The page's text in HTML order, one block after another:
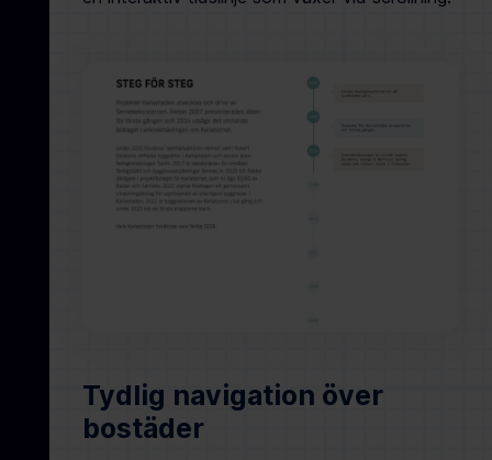
Tydlig navigation över
bostäder